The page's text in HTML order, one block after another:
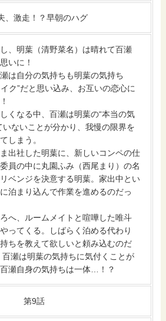
、激走！？早朝のハグ
、明葉（清野菜名）は晴れて百瀬
いに！
は自分の気持ちも明葉の気持ち
イク”だと思い込み、お互いの恋心に
くなる中、百瀬は明葉の“本当の気
いないことが分かり、我慢の限界を
しまう。
出社した明葉に、新しいコンペの仕
員の中に丸園ふみ（西尾まり）の名
ベンジを決意する明葉。家出中とい
泊まり込んで作業を進めるのだっ
へ、ルームメイトと喧嘩した唯斗
ってくる。しばらく泊める代わり
ちを教えて欲しいと頼み込むのだ
は明葉の気持ちに気付くことが
瀬自身の気持ちは一体…！？
第9話